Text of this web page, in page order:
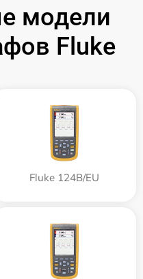
модели
Fluke
Fluke 124B/EU